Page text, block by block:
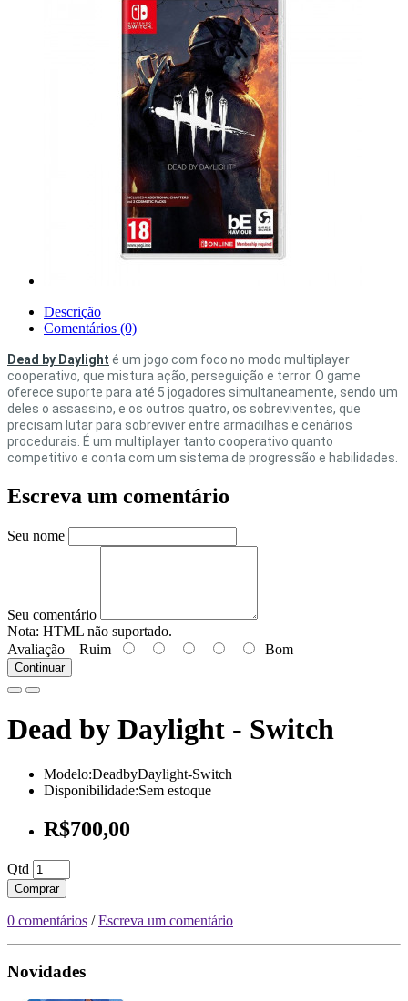
Descrição
Comentários (0)
Dead by Daylight é um jogo com foco no modo multiplayer
cooperativo, que mistura ação, perseguição e terror. O game
oferece suporte para até 5 jogadores simultaneamente, sendo um
deles o assassino, e os outros quatro, os sobreviventes, que
precisam lutar para sobreviver entre armadilhas e cenários
procedurais. É um multiplayer tanto cooperativo quanto
competitivo e conta com um sistema de progressão e habilidades.
Escreva um comentário
Seu nome
Seu comentário
Nota: HTML não suportado.
Avaliação Ruim Bom
Continuar
Dead by Daylight - Switch
Modelo:DeadbyDaylight-Switch
Disponibilidade:Sem estoque
R$700,00
Qtd
Comprar
0 comentários /Escreva um comentário
Novidades